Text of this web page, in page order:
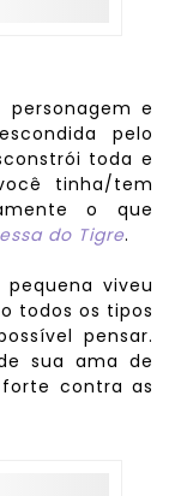
e
pelo
toda e
tinha/tem
o que
do Tigre.
pequena viveu
todos os tipos
pensar.
sua ama de
contra as